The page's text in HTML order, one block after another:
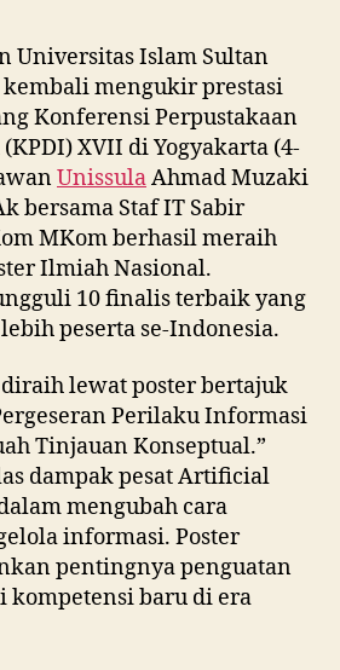
Universitas Islam Sultan
kembali mengukir prestasi
Konferensi Perpustakaan
XVII di Yogyakarta (4-
UnissulaAhmad Muzaki
bersama Staf IT Sabir
MKom berhasil meraih
Ilmiah Nasional.
10 finalis terbaik yang
peserta se-Indonesia.
lewat poster bertajuk
Perilaku Informasi
Tinjauan Konseptual.”
dampak pesat Artificial
mengubah cara
informasi. Poster
pentingnya penguatan
kompetensi baru di era